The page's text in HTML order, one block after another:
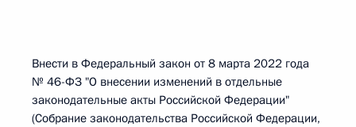
Внести в Федеральный закон от 8 марта 2022 года
№ 46-ФЗ "О внесении изменений в отдельные
законодательные акты Российской Федерации"
(Собрание законодательства Российской Федерации,